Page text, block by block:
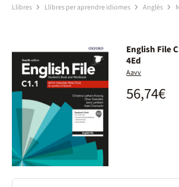
Llibres Llibres per aprendre idiomes Anglès
English File
4Ed
Aavv
56,74€